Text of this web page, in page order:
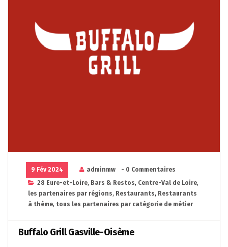
9 Fév 2024 adminmw
- 0 Commentaires
28 Eure-et-Loire, Bars & Restos, Centre-Val de Loire,
les partenaires par régions, Restaurants, Restaurants
à thème, tous les partenaires par catégorie de métier
Buffalo Grill Gasville-Oisème